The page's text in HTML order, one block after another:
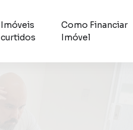
Imóveis
curtidos
Como Financiar
Imóvel